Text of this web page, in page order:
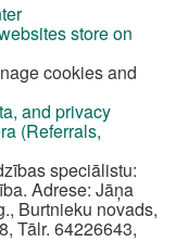
store on
cookies and
and privacy
(Referrals,
speciālistu:
Adrese: Jāņa
Burtnieku novads,
Tālr. 64226643,